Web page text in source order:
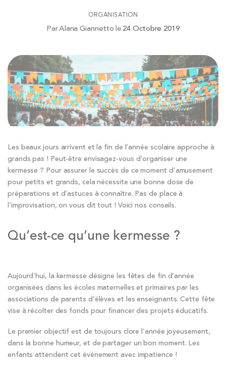
ORGANISATION
ParAlana Giannettole24 Octobre 2019
Les beaux jours arrivent et la fin de l’année scolaire approche à
grands pas ! Peut-être envisagez-vous d'organiser une
kermesse ? Pour assurer le succès de ce moment d’amusement
pour petits et grands, cela nécessite une bonne dose de
préparations et d’astuces à connaître. Pas de place à
l’improvisation, on vous dit tout ! Voici nos conseils.
Qu’est-ce qu’une kermesse ?
Aujourd’hui, la kermesse désigne les fêtes de fin d’année
organisées dans les écoles maternelles et primaires par les
associations de parents d’élèves et les enseignants. Cette fête
vise à récolter des fonds pour financer des projets éducatifs.
Le premier objectif est de toujours clore l’année joyeusement,
dans la bonne humeur, et de partager un bon moment. Les
enfants attendent cet événement avec impatience !